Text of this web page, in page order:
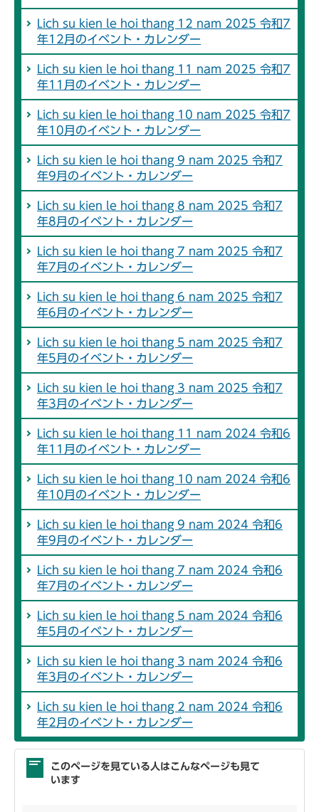
Lich su kien le hoi thang 12 nam 2025 令和7
年12月のイベント・カレンダー
Lich su kien le hoi thang 11 nam 2025 令和7
年11月のイベント・カレンダー
Lich su kien le hoi thang 10 nam 2025 令和7
年10月のイベント・カレンダー
Lich su kien le hoi thang 9 nam 2025 令和7
年9月のイベント・カレンダー
Lich su kien le hoi thang 8 nam 2025 令和7
年8月のイベント・カレンダー
Lich su kien le hoi thang 7 nam 2025 令和7
年7月のイベント・カレンダー
Lich su kien le hoi thang 6 nam 2025 令和7
年6月のイベント・カレンダー
Lich su kien le hoi thang 5 nam 2025 令和7
年5月のイベント・カレンダー
Lich su kien le hoi thang 3 nam 2025 令和7
年3月のイベント・カレンダー
Lich su kien le hoi thang 11 nam 2024 令和6
年11月のイベント・カレンダー
Lich su kien le hoi thang 10 nam 2024 令和6
年10月のイベント・カレンダー
Lich su kien le hoi thang 9 nam 2024 令和6
年9月のイベント・カレンダー
Lich su kien le hoi thang 7 nam 2024 令和6
年7月のイベント・カレンダー
Lich su kien le hoi thang 5 nam 2024 令和6
年5月のイベント・カレンダー
Lich su kien le hoi thang 3 nam 2024 令和6
年3月のイベント・カレンダー
Lich su kien le hoi thang 2 nam 2024 令和6
年2月のイベント・カレンダー
このページを見ている人はこんなページも見て
います